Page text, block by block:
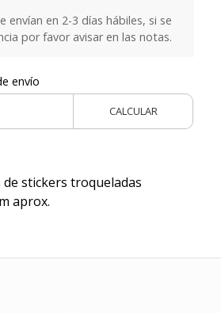
envían en 2-3 días hábiles, si se
por favor avisar en las notas.
envío
CALCULAR
stickers troqueladas
aprox.